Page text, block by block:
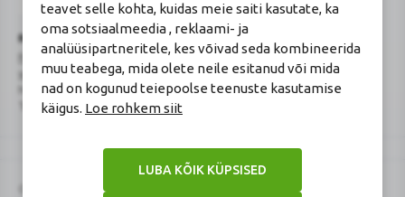
teavet selle kohta, kuidas meie saiti kasutate, ka
oma sotsiaalmeedia , reklaami- ja
analüüsipartneritele, kes võivad seda kombineerida
muu teabega, mida olete neile esitanud või mida
nad on kogunud teiepoolse teenuste kasutamise
käigus. Loe rohkem siit
LUBA KÕIK KÜPSISED
Ravimiameti kontaktandmed
Ravimite kaugmüüki pakkuvad apteegid
www.ravimiamet.ee, info@ravimiamet.ee
Nooruse 1, 50411 Tartu
Telefon 737 4140
õigust
tõendav
Veterinaarravimi
õigust
tõendav
logo
Turvaline
ostukoht